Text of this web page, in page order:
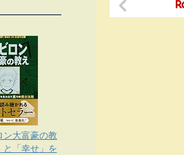
ン大富豪の教
と「幸せ」を